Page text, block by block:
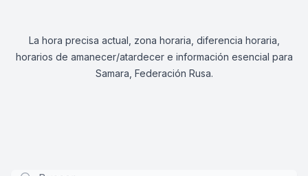
La hora precisa actual, zona horaria, diferencia horaria,
horarios de amanecer/atardecer e información esencial para
Samara, Federación Rusa.